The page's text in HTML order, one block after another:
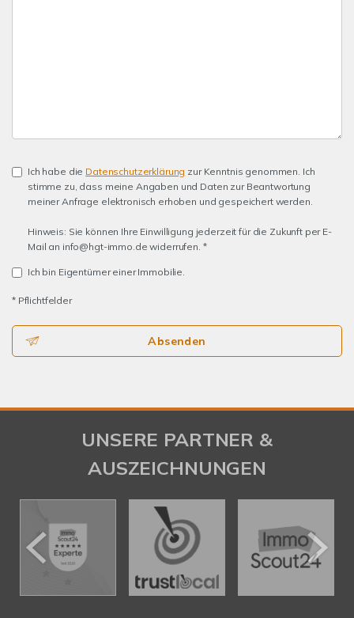
Ich habe die Datenschutzerklärung zur Kenntnis genommen. Ich
stimme zu, dass meine Angaben und Daten zur Beantwortung
meiner Anfrage elektronisch erhoben und gespeichert werden.
Hinweis: Sie können Ihre Einwilligung jederzeit für die Zukunft per E-
Mail an info@hgt-immo.de widerrufen. *
Ich bin Eigentümer einer Immobilie.
* Pflichtfelder
Absenden
UNSERE PARTNER &
AUSZEICHNUNGEN